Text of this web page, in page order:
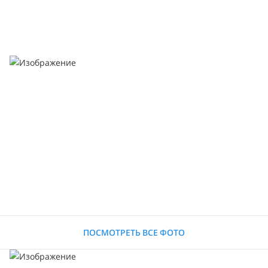
ПОСМОТРЕТЬ ВСЕ ФОТО